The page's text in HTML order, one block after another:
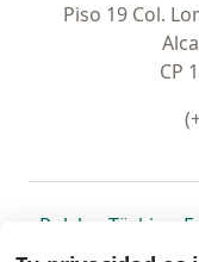
Piso 19 Col.
CP
Polska se abre
Türkiye
Portugal
se
México